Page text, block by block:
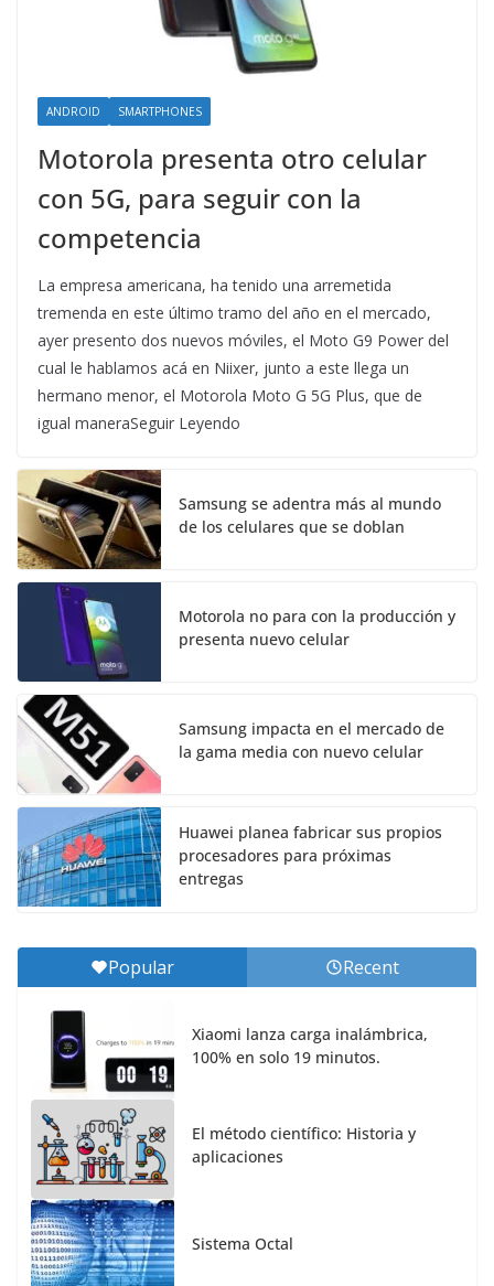
ANDROID SMARTPHONES
Motorola presenta otro celular
con 5G, para seguir con la
competencia
La empresa americana, ha tenido una arremetida
tremenda en este último tramo del año en el mercado,
ayer presento dos nuevos móviles, el Moto G9 Power del
cual le hablamos acá en Niixer, junto a este llega un
hermano menor, el Motorola Moto G 5G Plus, que de
igual maneraSeguir Leyendo
Samsung se adentra más al mundo
de los celulares que se doblan
Motorola no para con la producción y
presenta nuevo celular
Samsung impacta en el mercado de
la gama media con nuevo celular
Huawei planea fabricar sus propios
procesadores para próximas
entregas
Popular Recent
Xiaomi lanza carga inalámbrica,
100% en solo 19 minutos.
El método científico: Historia y
aplicaciones
Sistema Octal